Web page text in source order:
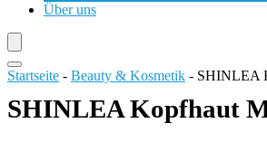
Über uns
Startseite - Beauty & Kosmetik - SHINLEA
SHINLEA Kopfhaut